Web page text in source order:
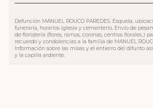
Defunción MANUEL ROUCO PAREDES. Esquela,
funeraria, horarios iglesia y cementerio. Envío de
de floristería (flores, ramos, coronas, centros florales..)
recuerdo y condolencias a la familia de MANUEL
Información sobre las misas y el entierro del difunto
y la capilla ardiente.